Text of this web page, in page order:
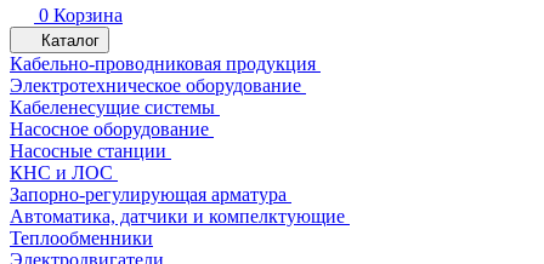
0 Корзина
Каталог
Кабельно-проводниковая продукция
Электротехническое оборудование
Кабеленесущие системы
Насосное оборудование
Насосные станции
КНС и ЛОС
Запорно-регулирующая арматура
Автоматика, датчики и компелктующие
Теплообменники
Электродвигатели